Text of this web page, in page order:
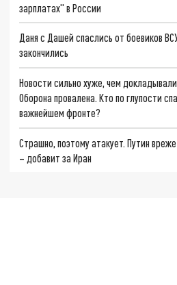
зарплатах" в России
Даня с Дашей спаслись от боевиков
закончились
Новости сильно хуже, чем
Оборона провалена. Кто по глупости
важнейшем фронте?
Страшно, поэтому атакует. Путин
– добавит за Иран